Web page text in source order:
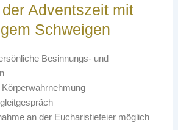
Adventszeit mit
Schweigen
Besinnungs- und
an der Eucharistiefeier möglich